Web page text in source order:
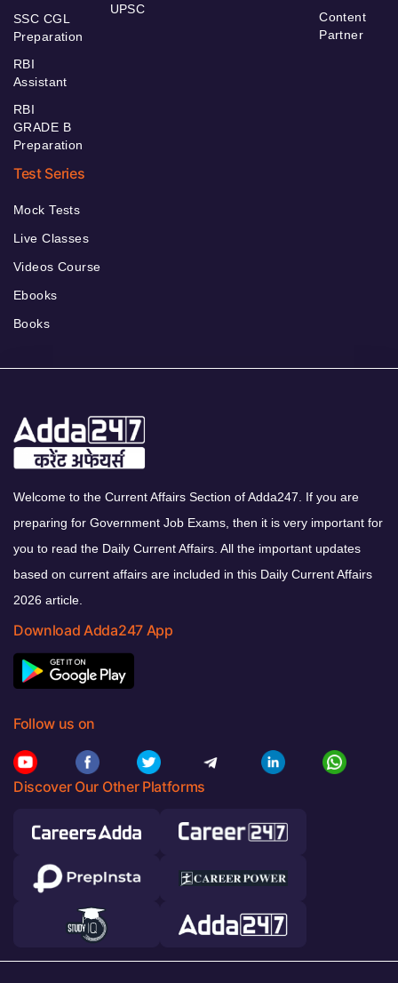
SSC CGL
Preparation
RBI
Assistant
RBI
GRADE B
Preparation
UPSC
Content
Partner
Test Series
Mock Tests
Live Classes
Videos Course
Ebooks
Books
Welcome to the Current Affairs Section of Adda247. If you are
preparing for Government Job Exams, then it is very important for
you to read the Daily Current Affairs. All the important updates
based on current affairs are included in this Daily Current Affairs
2026 article.
Download Adda247 App
Follow us on
Discover Our Other Platforms